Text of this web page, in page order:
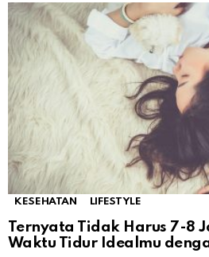
KESEHATAN LIFESTYLE
Ternyata Tidak Harus 7-8
Waktu Tidur Idealmu